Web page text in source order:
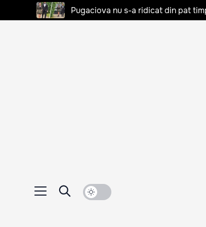
Pugaciova nu s-a ridicat din pat